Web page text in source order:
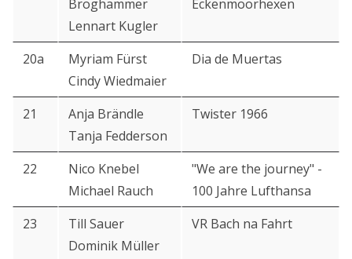
Broghammer
Lennart Kugler
Eckenmoorhexen
20a
Myriam Fürst
Cindy Wiedmaier
Dia de Muertas
21
Anja Brändle
Tanja Fedderson
Twister 1966
22
Nico Knebel
Michael Rauch
"We are the journey" -
100 Jahre Lufthansa
23
Till Sauer
Dominik Müller
VR Bach na Fahrt